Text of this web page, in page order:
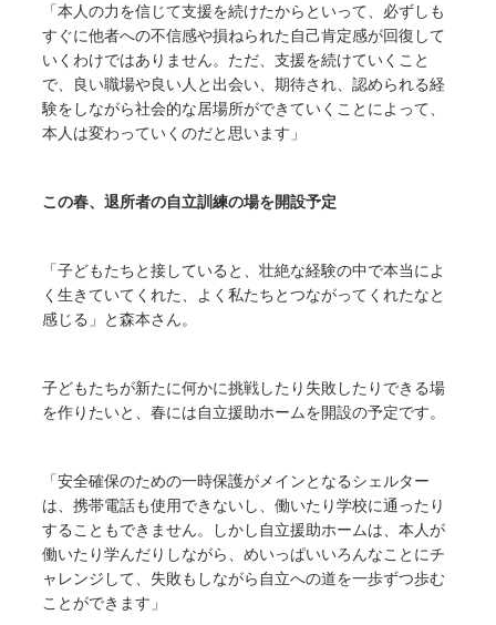
「本人の力を信じて支援を続けたからといって、必ずしも
すぐに他者への不信感や損ねられた自己肯定感が回復して
いくわけではありません。ただ、支援を続けていくこと
で、良い職場や良い人と出会い、期待され、認められる経
験をしながら社会的な居場所ができていくことによって、
本人は変わっていくのだと思います」
この春、退所者の自立訓練の場を開設予定
「子どもたちと接していると、壮絶な経験の中で本当によ
く生きていてくれた、よく私たちとつながってくれたなと
感じる」と森本さん。
子どもたちが新たに何かに挑戦したり失敗したりできる場
を作りたいと、春には自立援助ホームを開設の予定です。
「安全確保のための一時保護がメインとなるシェルター
は、携帯電話も使用できないし、働いたり学校に通ったり
することもできません。しかし自立援助ホームは、本人が
働いたり学んだりしながら、めいっぱいいろんなことにチ
ャレンジして、失敗もしながら自立への道を一歩ずつ歩む
ことができます」